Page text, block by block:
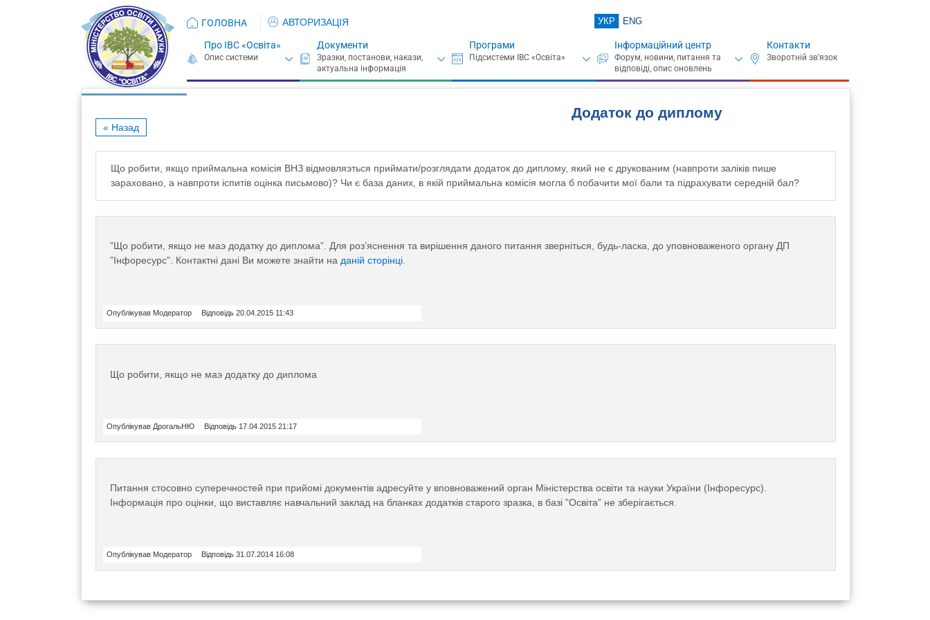
ГОЛОВНА АВТОРИЗАЦІЯ УКР ENG
Про ІВС «Освіта» Документи Програми Інформаційний центр Контакти
Додаток до диплому
« Назад
Що робити, якщо приймальна комiсiя ВНЗ вiдмовляэться приймати/розглядати додаток до диплому, який не є друкованим (навпроти залiкiв пише
зараховано, а навпроти iспитiв оцiнка письмово)? Чи є база даних, в якiй приймальна комiсiя могла б побачити мої бали та пiдрахувати середнiй бал?
”Що робити, якщо не маэ додатку до диплома”. Для роз’яснення та вирішення даного питання зверніться, будь-ласка, до уповноваженого органу ДП
”Інфоресурс”. Контактні дані Ви можете знайти на даній сторінці.
Опублікував Модератор Відповідь 20.04.2015 11:43
Що робити, якщо не маэ додатку до диплома
Опублікував ДрогальНЮ Відповідь 17.04.2015 21:17
Питання стосовно суперечностей при прийомі документів адресуйте у вповноважений орган Міністерства освіти та науки України (Інфоресурс).
Інформація про оцінки, що виставляє навчальний заклад на бланках додатків старого зразка, в базі ”Освіта” не зберігається.
Опублікував Модератор Відповідь 31.07.2014 16:08